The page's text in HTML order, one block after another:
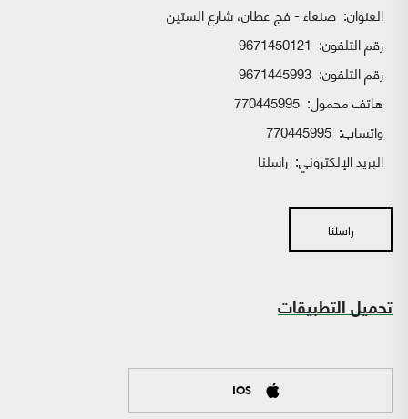
العنوان: صنعاء - فج عطان، شارع الستين
رقم التلفون: 9671450121
رقم التلفون: 9671445993
هاتف محمول: 770445995
واتساب:
البريد الإلكتروني: راسلنا
راسلنا
تحميل التطبيقات
IOS